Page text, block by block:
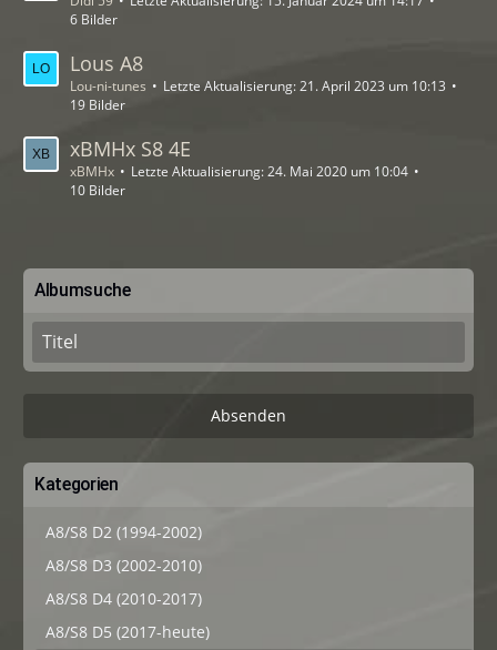
6 Bilder
Lous A8
Lou-ni-tunes Letzte Aktualisierung:21. April 2023 um 10:13
19 Bilder
xBMHx S8 4E
xBMHx Letzte Aktualisierung:24. Mai 2020 um 10:04
10 Bilder
Albumsuche
Kategorien
A8/S8 D2 (1994-2002)
A8/S8 D3 (2002-2010)
A8/S8 D4 (2010-2017)
A8/S8 D5 (2017-heute)